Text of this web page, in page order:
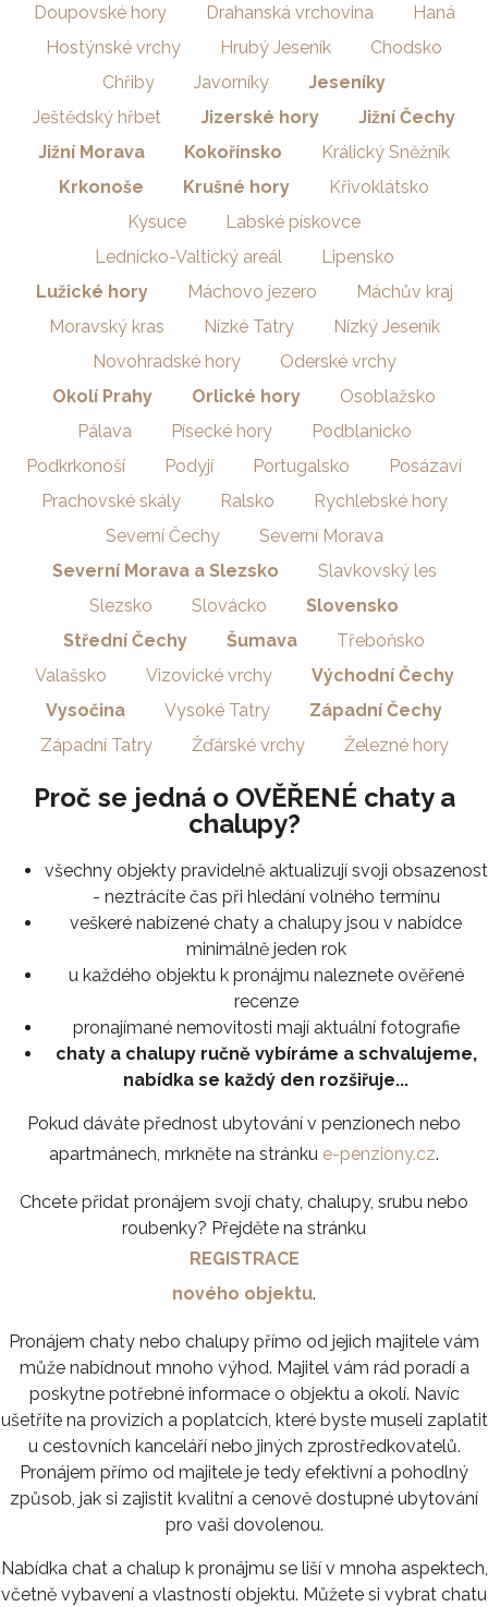
Doupovské hory
Drahanská vrchovina
Haná
Hostýnské vrchy
Hrubý Jeseník
Chodsko
Chřiby
Javorníky
Jeseníky
Ještědský hřbet
Jizerské hory
Jižní Čechy
Jižní Morava
Kokořínsko
Králický Sněžník
Krkonoše
Krušné hory
Křivoklátsko
Kysuce
Labské pískovce
Lednicko-Valtický areál
Lipensko
Lužické hory
Máchovo jezero
Máchův kraj
Moravský kras
Nízké Tatry
Nízký Jeseník
Novohradské hory
Oderské vrchy
Okolí Prahy
Orlické hory
Osoblažsko
Pálava
Písecké hory
Podblanicko
Podkrkonoší
Podyjí Portugalsko
Posázaví
Prachovské skály
Ralsko
Rychlebské hory
Severní Čechy
Severní Morava
Severní Morava a Slezsko
Slavkovský les
Slezsko
Slovácko
Slovensko
Střední Čechy
Šumava
Třeboňsko
Valašsko
Vizovické vrchy
Východní Čechy
Vysočina
Vysoké Tatry
Západní Čechy
Západní Tatry
Žďárské vrchy Železné hory
Proč se jedná o OVĚŘENÉ chaty a
chalupy?
všechny objekty pravidelně aktualizují svoji obsazenost
- neztrácíte čas při hledání volného termínu
veškeré nabízené chaty a chalupy jsou v nabídce
minimálně jeden rok
u každého objektu k pronájmu naleznete ověřené
recenze
pronajímané nemovitosti mají aktuální fotografie
chaty a chalupy ručně vybíráme a schvalujeme,
nabídka se každý den rozšiřuje...
Pokud dáváte přednost ubytování v penzionech nebo
apartmánech, mrkněte na stránku e-penziony.cz.
Chcete přidat pronájem svojí chaty, chalupy, srubu nebo
roubenky? Přejděte na stránku
REGISTRACE
nového objektu.
Pronájem chaty nebo chalupy přímo od jejich majitele vám
může nabídnout mnoho výhod. Majitel vám rád poradí a
poskytne potřebné informace o objektu a okolí. Navíc
ušetříte na provizích a poplatcích, které byste museli zaplatit
u cestovních kanceláří nebo jiných zprostředkovatelů.
Pronájem přímo od majitele je tedy efektivní a pohodlný
způsob, jak si zajistit kvalitní a cenově dostupné ubytování
pro vaši dovolenou.
Nabídka chat a chalup k pronájmu se liší v mnoha aspektech,
včetně vybavení a vlastností objektu. Můžete si vybrat chatu